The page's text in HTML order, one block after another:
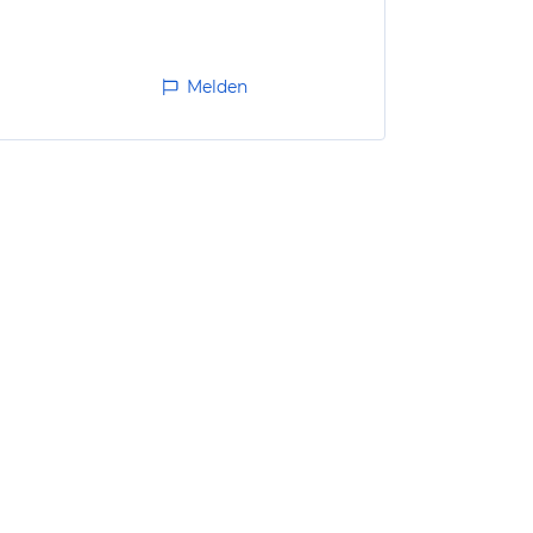
Melden